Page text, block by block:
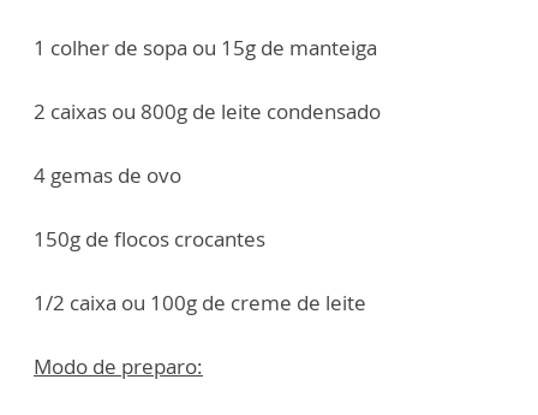
1 colher de sopa ou 15g de manteiga
2 caixas ou 800g de leite condensado
4 gemas de ovo
150g de flocos crocantes
1/2 caixa ou 100g de creme de leite
Modo de preparo: